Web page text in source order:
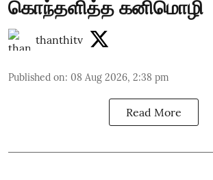
கொந்தளித்த கனிமொழி
thanthitv
Published on: 08 Aug 2026, 2:38 pm
Read More